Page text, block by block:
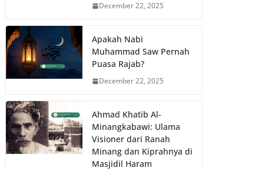
December 22, 2025
Apakah Nabi
Muhammad Saw Pernah
Puasa Rajab?
December 22, 2025
Ahmad Khatib Al-
Minangkabawi: Ulama
Visioner dari Ranah
Minang dan Kiprahnya di
Masjidil Haram